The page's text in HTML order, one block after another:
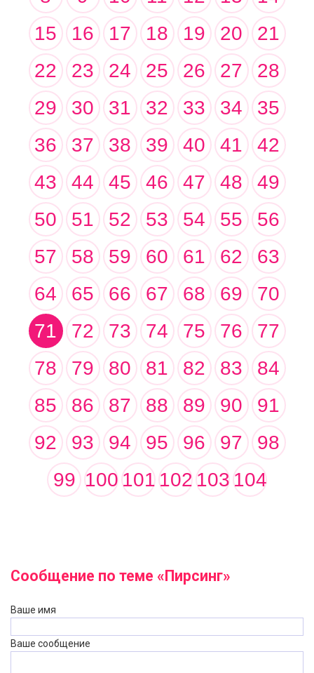
15
16 17 18 19 20
21
22
23 24 25 26 27
28
29
30 31 32 33 34
35
36
37 38 39 40 41
42
43
44 45 46 47 48
49
50
51 52 53 54 55
56
57
58 59 60 61 62
63
64
65 66 67 68 69
70
71
72 73 74 75 76
77
78
79 80 81 82 83
84
85
86 87 88 89 90
91
92
93 94 95 96 97
98
99 100101102103104
Сообщение по теме «Пирсинг»
Ваше имя
Ваше сообщение